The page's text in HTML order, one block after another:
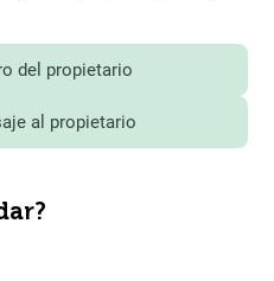
del propietario
al propietario